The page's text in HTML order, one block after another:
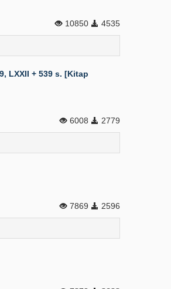
10850 4535
LXXII + 539 s. [Kitap
6008 2779
7869 2596